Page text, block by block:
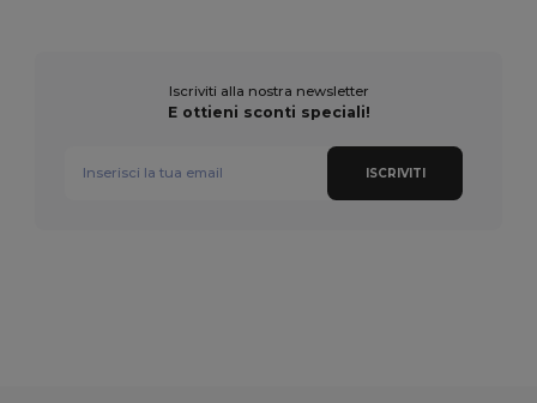
Iscriviti alla nostra newsletter
E ottieni sconti speciali!
ISCRIVITI